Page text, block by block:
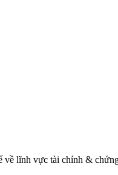
lĩnh vực tài chính &